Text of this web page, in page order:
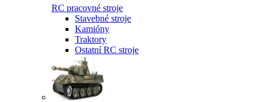
RC pracovné stroje
Stavebné stroje
Kamióny
Traktory
Ostatní RC stroje